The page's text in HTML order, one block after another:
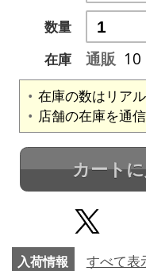
数量
在庫
通販 10
在庫の数はリア
店舗の在庫を通
カート
入荷情報 すべて表